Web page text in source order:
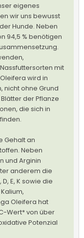
eigenes
wir uns bewusst
Hunde. Neben
94,5 % benötigen
mit
wird in
nicht ohne Grund
der Pflanze
die sich in
Gehalt an
Neben
und Arginin
anderem die
D, E, K sowie die
Oleifera hat
Wert* von über
Potenzial